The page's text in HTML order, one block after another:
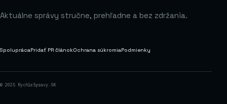
Aktuálne správy stručne, prehľadne a bez zdržania.
SpoluprácaPridať PR článokOchrana súkromiaPodmienky
© 2025 RychleSpravy.SK